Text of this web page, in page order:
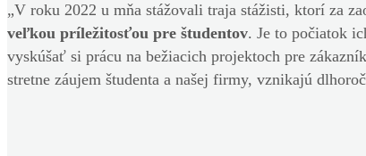
„V roku 2022 u mňa stážovali traja stážisti, ktorí za
veľkou príležitosťou pre študentov. Je to počiatok
vyskúšať si prácu na bežiacich projektoch pre
stretne záujem študenta a našej firmy, vznikajú